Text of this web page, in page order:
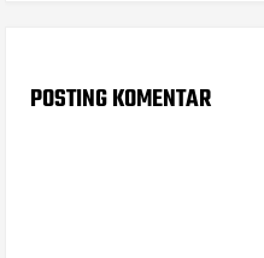
POSTING KOMENTAR